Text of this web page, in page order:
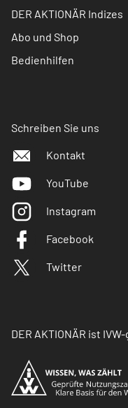
DER AKTIONÄR Indizes
Abo und Shop
Bedienhilfen
Schreiben Sie uns
Kontakt
YouTube
Instagram
Facebook
Twitter
DER AKTIONÄR ist